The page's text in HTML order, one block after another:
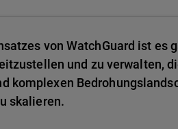
von WatchGuard ist es
und zu verwalten,
komplexen
skalieren.